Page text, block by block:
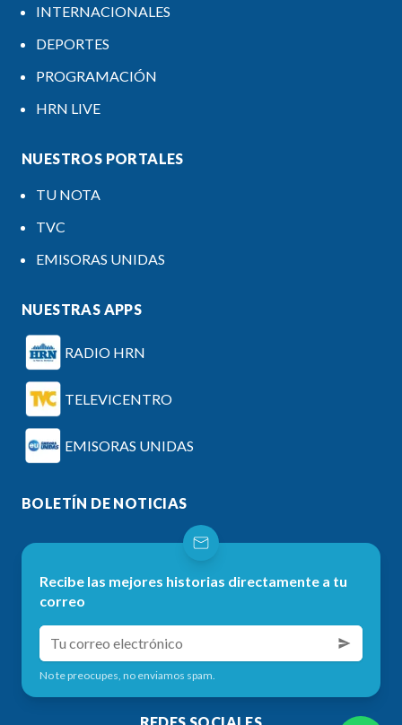
INTERNACIONALES
DEPORTES
PROGRAMACIÓN
HRN LIVE
NUESTROS PORTALES
TU NOTA
TVC
EMISORAS UNIDAS
NUESTRAS APPS
RADIO HRN
TELEVICENTRO
EMISORAS UNIDAS
BOLETÍN DE NOTICIAS
Recibe las mejores historias directamente a tu
correo
No te preocupes, no enviamos spam.